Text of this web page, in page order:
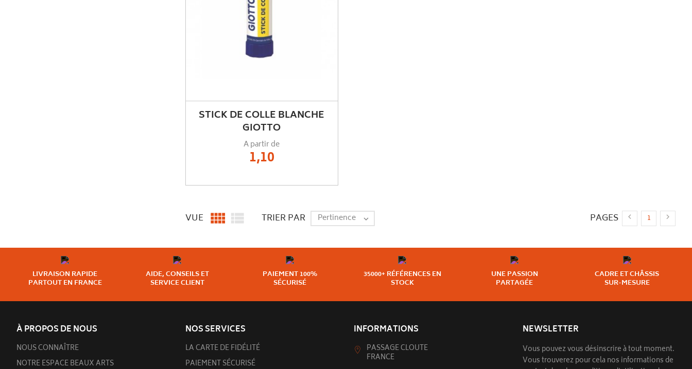
STICK DE COLLE BLANCHE
GIOTTO
A partir de
1,10
VUE   TRIER PAR Pertinence  PAGES  1 
LIVRAISON RAPIDE
PARTOUT EN FRANCE
AIDE, CONSEILS ET
SERVICE CLIENT
PAIEMENT 100%
SÉCURISÉ
35000+ RÉFÉRENCES EN
STOCK
UNE PASSION
PARTAGÉE
CADRE ET CHÂSSIS
SUR-MESURE
À PROPOS DE NOUS
NOUS CONNAÎTRE
NOTRE ESPACE BEAUX ARTS
NOS SERVICES
LA CARTE DE FIDÉLITÉ
PAIEMENT SÉCURISÉ
INFORMATIONS
PASSAGE CLOUTE
FRANCE
NEWSLETTER
Vous pouvez vous désinscrire à tout moment.
Vous trouverez pour cela nos informations de